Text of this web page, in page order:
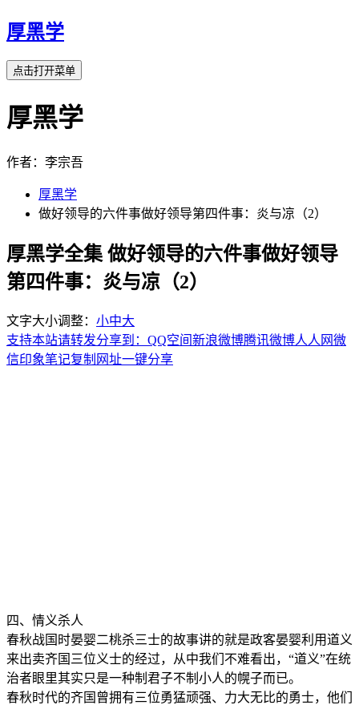
厚黑学
点击打开菜单
厚黑学
作者：李宗吾
厚黑学
做好领导的六件事做好领导第四件事：炎与凉（2）
厚黑学全集 做好领导的六件事做好领导
第四件事：炎与凉（2）
文字大小调整： 小中大
支持本站请转发分享到： QQ空间新浪微博腾讯微博人人网微
信印象笔记复制网址一键分享
四、情义杀人
春秋战国时晏婴二桃杀三士的故事讲的就是政客晏婴利用道义
来出卖齐国三位义士的经过，从中我们不难看出，“道义”在统
治者眼里其实只是一种制君子不制小人的幌子而已。
春秋时代的齐国曾拥有三位勇猛顽强、力大无比的勇士，他们